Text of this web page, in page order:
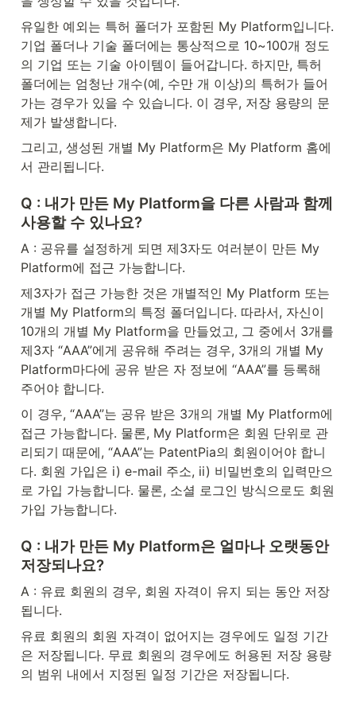
유일한 예외는 특허 폴더가 포함된 My Platform입니다.
기업 폴더나 기술 폴더에는 통상적으로 10~100개 정도
의 기업 또는 기술 아이템이 들어갑니다. 하지만, 특허
폴더에는 엄청난 개수(예, 수만 개 이상)의 특허가 들어
가는 경우가 있을 수 있습니다. 이 경우, 저장 용량의 문
제가 발생합니다.
그리고, 생성된 개별 My Platform은 My Platform 홈에
서 관리됩니다.
Q : 내가 만든 My Platform을 다른 사람과 함께
사용할 수 있나요?
A : 공유를 설정하게 되면 제3자도 여러분이 만든 My
Platform에 접근 가능합니다.
제3자가 접근 가능한 것은 개별적인 My Platform 또는
개별 My Platform의 특정 폴더입니다. 따라서, 자신이
10개의 개별 My Platform을 만들었고, 그 중에서 3개를
제3자 “AAA”에게 공유해 주려는 경우, 3개의 개별 My
Platform마다에 공유 받은 자 정보에 “AAA”를 등록해
주어야 합니다.
이 경우, “AAA”는 공유 받은 3개의 개별 My Platform에
접근 가능합니다. 물론, My Platform은 회원 단위로 관
리되기 때문에, “AAA”는 PatentPia의 회원이어야 합니
다. 회원 가입은 i) e-mail 주소, ii) 비밀번호의 입력만으
로 가입 가능합니다. 물론, 소셜 로그인 방식으로도 회원
가입 가능합니다.
Q : 내가 만든 My Platform은 얼마나 오랫동안
저장되나요?
A : 유료 회원의 경우, 회원 자격이 유지 되는 동안 저장
됩니다.
유료 회원의 회원 자격이 없어지는 경우에도 일정 기간
은 저장됩니다. 무료 회원의 경우에도 허용된 저장 용량
의 범위 내에서 지정된 일정 기간은 저장됩니다.